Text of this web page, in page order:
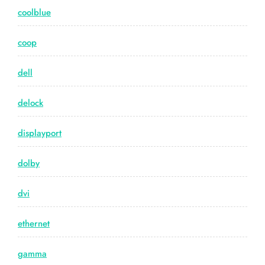
coolblue
coop
dell
delock
displayport
dolby
dvi
ethernet
gamma